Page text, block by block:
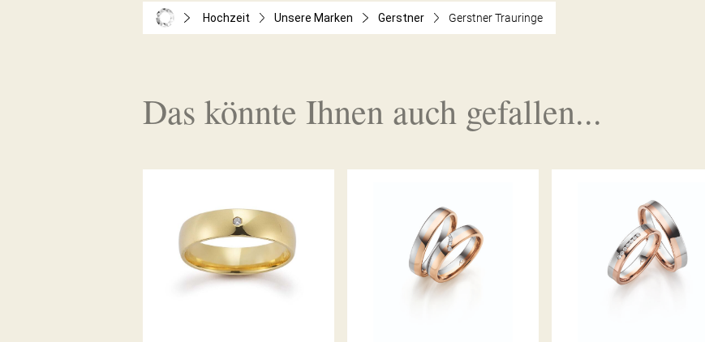
Hochzeit Unsere Marken Gerstner Gerstner Trauringe
Das könnte Ihnen auch gefallen...
GERSTNER TRAURINGE GERSTNER TRAURINGE GERSTNER TRAURINGE